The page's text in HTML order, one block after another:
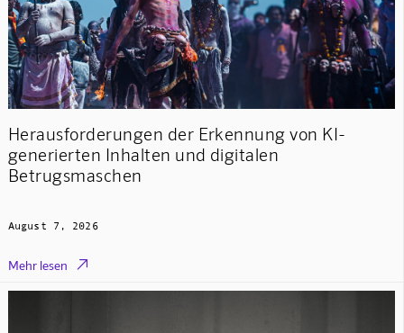
Herausforderungen der Erkennung von KI-
generierten Inhalten und digitalen
Betrugsmaschen
August 7, 2026
Mehr lesen 